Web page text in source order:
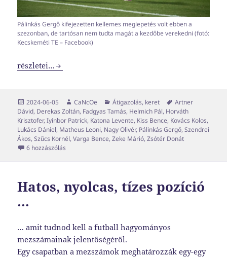
Pálinkás Gergő kifejezetten kellemes meglepetés volt ebben a
szezonban, de tartósan nem tudta magát a kezdőbe verekedni (fotó:
Kecskeméti TE – Facebook)
A tavalyi szezon transzferei kevésbé voltak extrák, mint
részletei…
Közzétéve
2024-06-05 Szerző
CaNcOe Kategória
Átigazolás, keret Címke
Artner
Dávid, Derekas Zoltán, Fadgyas Tamás, Helmich Pál, Horváth
Krisztofer,Iyinbor Patrick, Katona Levente, Kiss Bence, Kovács Kolos,
Lukács Dániel, Matheus Leoni, Nagy Olivér, Pálinkás Gergő,Szendrei
Ákos,Szűcs Kornél,Varga Bence,Zeke Márió,Zsótér Donát
6 hozzászólás
Hatos, nyolcas, tízes pozíció
…
… amit tudnod kell a futball hagyományos
mezszámainak jelentőségéről.
Egy csapatban a mezszámok meghatározzák egy-egy